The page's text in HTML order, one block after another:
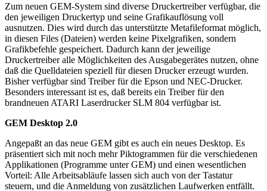
Zum neuen GEM-System sind diverse Druckertreiber verfügbar, die
den jeweiligen Druckertyp und seine Grafikauflösung voll
ausnutzen. Dies wird durch das unterstützte Metafileformat möglich,
in diesen Files (Dateien) werden keine Pixelgrafiken, sondern
Grafikbefehle gespeichert. Dadurch kann der jeweilige
Druckertreiber alle Möglichkeiten des Ausgabegerätes nutzen, ohne
daß die Quelldateien speziell für diesen Drucker erzeugt wurden.
Bisher verfügbar sind Treiber für die Epson und NEC-Drucker.
Besonders interessant ist es, daß bereits ein Treiber für den
brandneuen ATARI Laserdrucker SLM 804 verfügbar ist.
GEM Desktop 2.0
Angepaßt an das neue GEM gibt es auch ein neues Desktop. Es
präsentiert sich mit noch mehr Piktogrammen für die verschiedenen
Applikationen (Programme unter GEM) und einen wesentlichen
Vorteil: Alle Arbeitsabläufe lassen sich auch von der Tastatur
steuern, und die Anmeldung von zusätzlichen Laufwerken entfällt.